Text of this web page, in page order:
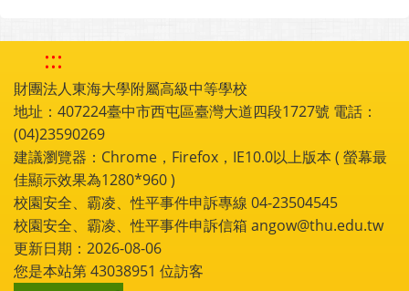
:::
財團法人東海大學附屬高級中等學校
地址：407224臺中市西屯區臺灣大道四段1727號 電話：
(04)23590269
建議瀏覽器：Chrome，Firefox，IE10.0以上版本 ( 螢幕最
佳顯示效果為1280*960 )
校園安全、霸凌、性平事件申訴專線 04-23504545
校園安全、霸凌、性平事件申訴信箱 angow@thu.edu.tw
更新日期：2026-08-06
您是本站第43038951 位訪客